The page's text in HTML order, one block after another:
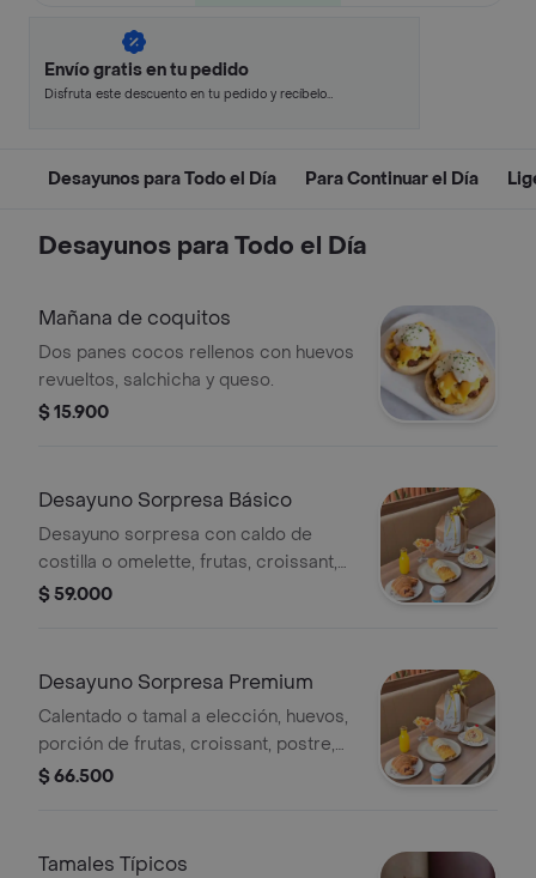
Envío gratis en tu pedido
Disfruta este descuento en tu pedido y recíbelo
Desayunos para Todo el Día Para Continuar el Día
Desayunos para Todo el Día
Mañana de coquitos
Dos panes cocos rellenos con huevos
revueltos, salchicha y queso.
$ 15.900
Desayuno Sorpresa Básico
Desayuno sorpresa con caldo de
costilla o omelette, frutas, croissant,
bebida caliente, jugo natural y
$ 59.000
Desayuno Sorpresa Premium
Calentado o tamal a elección, huevos,
porción de frutas, croissant, postre,
bebida caliente, jugo natural y
$ 66.500
Tamales Típicos